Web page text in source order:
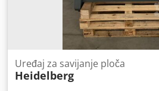
Uređaj za savijanje ploča
Heidelberg